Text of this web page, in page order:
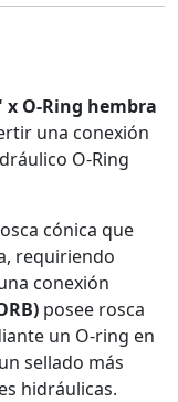
O-Ring hembra
una conexión
O-Ring
cónica que
requiriendo
conexión
posee rosca
un O-ring en
sellado más
hidráulicas.